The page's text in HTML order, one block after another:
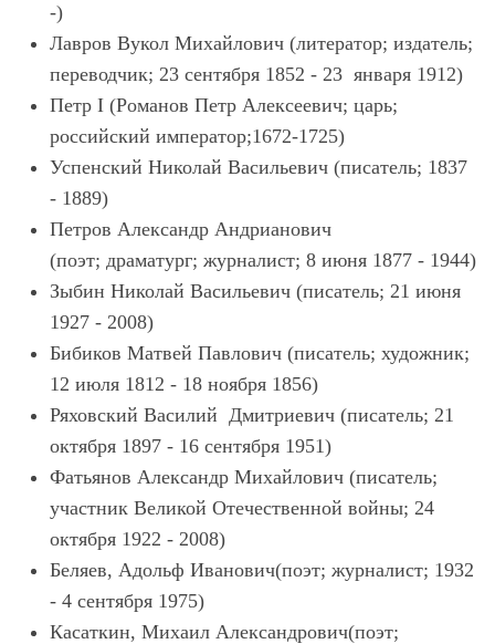
-)
Лавров Вукол Михайлович (литератор; издатель;
переводчик; 23 сентября 1852 - 23 января 1912)
Петр I (Романов Петр Алексеевич; царь;
российский император;1672-1725)
Успенский Николай Васильевич (писатель; 1837
- 1889)
Петров Александр Андрианович
(поэт; драматург; журналист; 8 июня 1877 - 1944)
Зыбин Николай Васильевич (писатель; 21 июня
1927 - 2008)
Бибиков Матвей Павлович (писатель; художник;
12 июля 1812 - 18 ноября 1856)
Ряховский Василий Дмитриевич (писатель; 21
октября 1897 - 16 сентября 1951)
Фатьянов Александр Михайлович (писатель;
участник Великой Отечественной войны; 24
октября 1922 - 2008)
Беляев, Адольф Иванович(поэт; журналист; 1932
- 4 сентября 1975)
Касаткин, Михаил Александрович(поэт;